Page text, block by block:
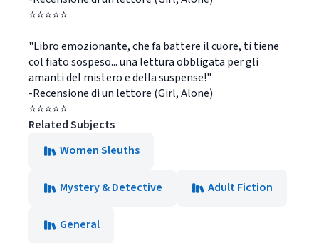
⭐⭐⭐⭐⭐
"Libro emozionante, che fa battere il cuore, ti tiene
col fiato sospeso... una lettura obbligata per gli
amanti del mistero e della suspense!"
-Recensione di un lettore (Girl, Alone)
⭐⭐⭐⭐⭐
Related Subjects
Women Sleuths
Mystery & Detective Adult Fiction
General